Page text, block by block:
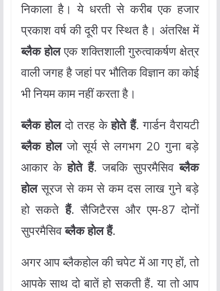
निकाला है। ये धरती से करीब एक हजार
प्रकाश वर्ष की दूरी पर स्थित है। अंतरिक्ष में
ब्लैक होलएक शक्तिशाली गुरुत्वाकर्षण क्षेत्र
वाली जगह है जहां पर भौतिक विज्ञान का कोई
भी नियम काम नहीं करता है।
ब्लैक होलदो तरह केहोते हैं. गार्डन वैरायटी
ब्लैक होलजो सूर्य से लगभग 20 गुना बड़े
आकार केहोते हैं. जबकि सुपरमैसिवब्लैक
होलसूरज से कम से कम दस लाख गुने बड़े
हो सकतेहैं. सैजिटैरस और एम-87 दोनों
सुपरमैसिवब्लैक होल हैं.
अगर आप ब्लैकहोल की चपेट में आ गए हों, तो
आपके साथ दो बातें हो सकती हैं. या तो आप